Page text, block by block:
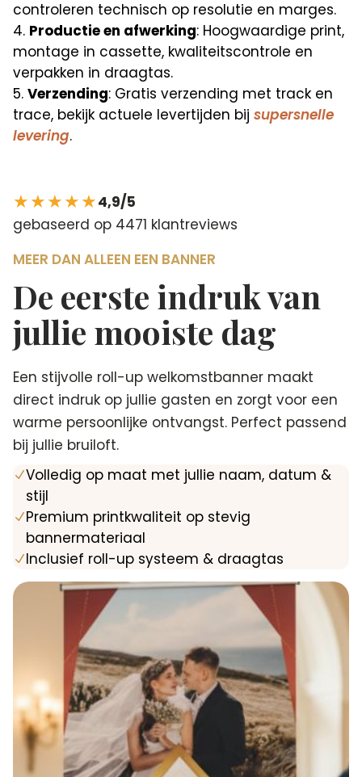
controleren technisch op resolutie en marges.
Productie en afwerking: Hoogwaardige print,
montage in cassette, kwaliteitscontrole en
verpakken in draagtas.
Verzending: Gratis verzending met track en
trace, bekijk actuele levertijden bijsupersnelle
levering.
★★★★★4,9/5
gebaseerd op 4471 klantreviews
MEER DAN ALLEEN EEN BANNER
De eerste indruk van
jullie mooiste dag
Een stijvolle roll-up welkomstbanner maakt
direct indruk op jullie gasten en zorgt voor een
warme persoonlijke ontvangst. Perfect passend
bij jullie bruiloft.
NVolledig op maat met jullie naam, datum &
stijl
NPremium printkwaliteit op stevig
bannermateriaal
NInclusief roll-up systeem & draagtas